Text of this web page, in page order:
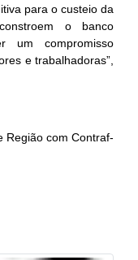
para o custeio da
o banco
um compromisso
e trabalhadoras”,
Região com Contraf-